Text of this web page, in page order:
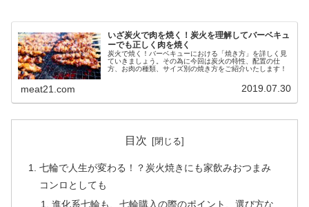
いざ炭火で肉を焼く！炭火を理解してバーベキュ
ーでも正しく肉を焼く
炭火で焼く！バーベキューにおける「焼き方」を詳しく見
ていきましょう。その為に今回は炭火の特性、配置の仕
方、お肉の種類、サイズ別の焼き方をご紹介いたします！
meat21.com 2019.07.30
目次
七輪で人生が変わる！？炭火焼きにも家飲みおつまみ
コンロとしても
進化系七輪も、七輪購入の際のポイント、選び方な